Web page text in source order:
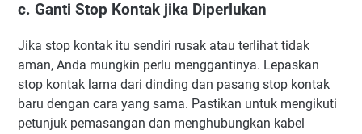
c. Ganti Stop Kontak jika Diperlukan
Jika stop kontak itu sendiri rusak atau terlihat tidak
aman, Anda mungkin perlu menggantinya. Lepaskan
stop kontak lama dari dinding dan pasang stop kontak
baru dengan cara yang sama. Pastikan untuk mengikuti
petunjuk pemasangan dan menghubungkan kabel